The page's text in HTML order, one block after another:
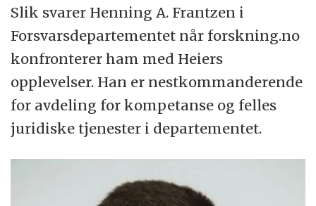
Slik svarer Henning A. Frantzen i
Forsvarsdepartementet når forskning.no
konfronterer ham med Heiers
opplevelser. Han er nestkommanderende
for avdeling for kompetanse og felles
juridiske tjenester i departementet.